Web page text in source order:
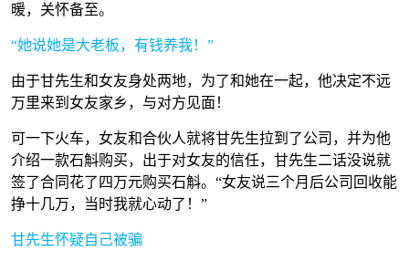
暖，关怀备至。
“她说她是大老板，有钱养我！”
由于甘先生和女友身处两地，为了和她在一起，他决定不远
万里来到女友家乡，与对方见面！
可一下火车，女友和合伙人就将甘先生拉到了公司，并为他
介绍一款石斛购买，出于对女友的信任，甘先生二话没说就
签了合同花了四万元购买石斛。“女友说三个月后公司回收能
挣十几万，当时我就心动了！”
甘先生怀疑自己被骗